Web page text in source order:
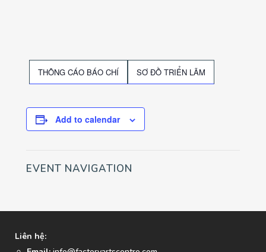
THÔNG CÁO BÁO CHÍ SƠ ĐỒ TRIỂN LÃM
Add to calendar
EVENT NAVIGATION
Liên hệ: